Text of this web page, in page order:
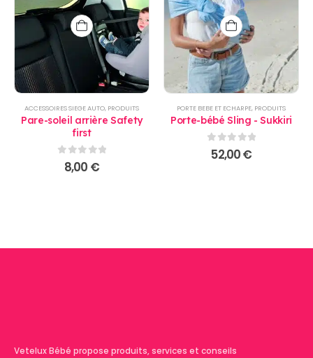
ACCESSOIRES SIEGE AUTO, PRODUITS
Pare-soleil arrière Safety
first
sur 5
8,00 €
PORTE BEBE ET ECHARPE, PRODUITS
Porte-bébé Sling - Sukkiri
0sur 5
52,00€
Vetelux Bébé propose produits, services et conseils